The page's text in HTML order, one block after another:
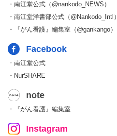
・南江堂公式（@nankodo_NEWS）
・南江堂洋書部公式（@Nankodo_Intl）
・『がん看護』編集室（@gankango）
Facebook
・南江堂公式
・NurSHARE
note
・『がん看護』編集室
Instagram